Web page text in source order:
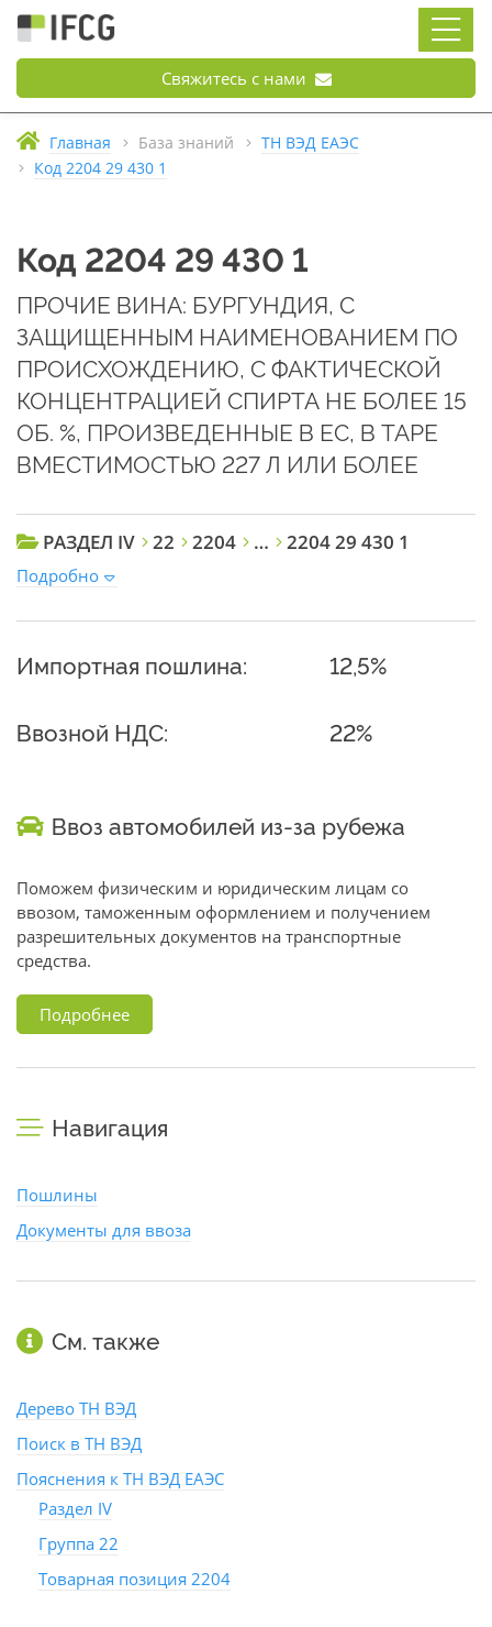
Свяжитесь с нами
Главная База знаний
ТН ВЭД ЕАЭС
Код 2204 29 430 1
Код 2204 29 430 1
ПРОЧИЕ ВИНА: БУРГУНДИЯ, С
ЗАЩИЩЕННЫМ НАИМЕНОВАНИЕМ ПО
ПРОИСХОЖДЕНИЮ, С ФАКТИЧЕСКОЙ
КОНЦЕНТРАЦИЕЙ СПИРТА НЕ БОЛЕЕ 15
ОБ. %, ПРОИЗВЕДЕННЫЕ В ЕС, В ТАРЕ
ВМЕСТИМОСТЬЮ 227 Л ИЛИ БОЛЕЕ
РАЗДЕЛ IV 22 2204 … 2204 29 430 1
Подробно
Импортная пошлина: 12,5%
Ввозной НДС: 22%
Ввоз автомобилей из-за рубежа
Поможем физическим и юридическим лицам со
ввозом, таможенным оформлением и получением
разрешительных документов на транспортные
средства.
Подробнее
Навигация
Пошлины
Документы для ввоза
См. также
Дерево ТН ВЭД
Поиск в ТН ВЭД
Пояснения к ТН ВЭД ЕАЭС
Раздел IV
Группа 22
Товарная позиция 2204